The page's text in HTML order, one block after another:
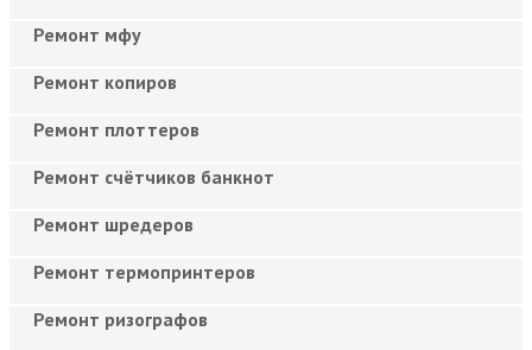
Ремонт мфу
Ремонт копиров
Ремонт плоттеров
Ремонт счётчиков банкнот
Ремонт шредеров
Ремонт термопринтеров
Ремонт ризографов